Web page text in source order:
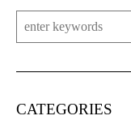
CATEGORIES